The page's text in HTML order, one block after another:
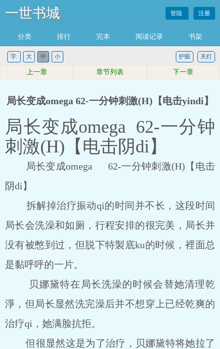
一世书城 登陆 注册
分类 排行 完本 阅读记录 书架
字: 大 中 小 关灯
护眼
上一章 章节列表 下一章
局长变成omega 62-一分钟刺激(H)【电击yindi】
局长变成omega 62-一分钟
刺激(H)【电击阴di】
局长变成omega 62-一分钟刺激(H)【电击
阴di】
拆解掉治疗振动qi的时间并不长，这段时间
局长会洗澡和如厕，行程安排的很完美，局长并
没有被憋到过，但脱下特製底ku的时候，裡面总
是黏呼呼的一片。
贝娜黛特在局长洗澡的时候会替她清理乾
淨，但局长显然洗完澡后并不想穿上已经乾爽的
治疗qi，她满脸抗拒。
但很显然这是为了治疗，贝娜黛特将她拉了